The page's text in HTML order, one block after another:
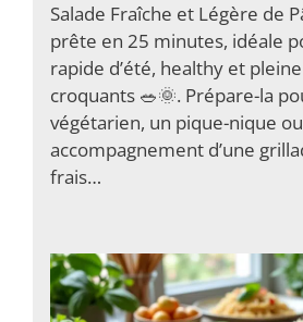
Salade Fraîche et Légère de
prête en 25 minutes, idéale
rapide d’été, healthy et
croquants 🥗🌞. Prépare-la
végétarien, un pique-nique
accompagnement d’une
frais…